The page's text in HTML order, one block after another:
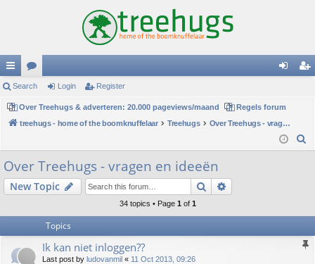
ui
ck
lin
ks
or
u
m
s
in
Search Login Register
Over Treehugs & adverteren: 20.000 pageviews/maand
Regels forum
treehugs - home of the boomknuffelaar
Treehugs
Over Treehugs - vragen en ideeën
h
Over Treehugs - vragen en ideeën
New Topic Search
34 topics • Page 1 of 1
Topics
Ik kan niet inloggen??
Last post by ludovanmil « 11 Oct 2013, 09:26